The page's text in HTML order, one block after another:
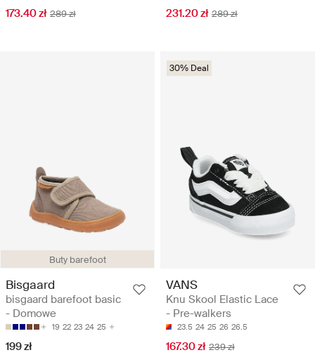
173.40 zł 289 zł 231.20 zł 289 zł
Buty barefoot
Bisgaard
bisgaard barefoot basic
- Domowe
19 22 23 24 25
199 zł
30% Deal
VANS
Knu Skool Elastic Lace
- Pre-walkers
23.5 24 25 26 26.5
167.30 zł 239 zł